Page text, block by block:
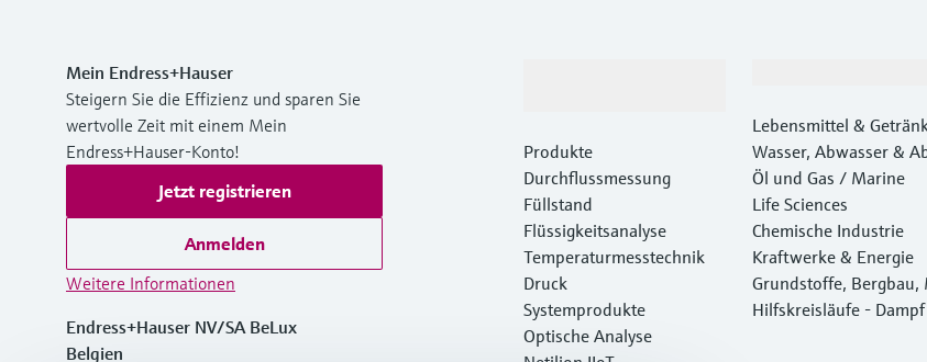
Mein Endress+Hauser
Steigern Sie die Effizienz und sparen Sie
wertvolle Zeit mit einem Mein
Endress+Hauser-Konto!
Jetzt registrieren
Anmelden
Weitere Informationen
Endress+Hauser NV/SA BeLux
Belgien
Produkte
Durchflussmessung
Füllstand
Flüssigkeitsanalyse
Temperaturmesstechnik
Druck
Systemprodukte
Optische Analyse
Lebensmittel &
Wasser, Abwasser &
Öl und Gas / Marine
Life Sciences
Chemische Industrie
Kraftwerke & Energie
Grundstoffe, Bergbau,
alle
Hilfskreisläufe - Dampf